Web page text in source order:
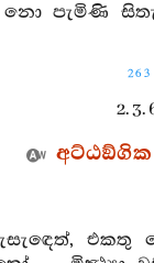
නො පැමිණි
263
2. 3.
අට්ඨඞ්ගික
එකතු